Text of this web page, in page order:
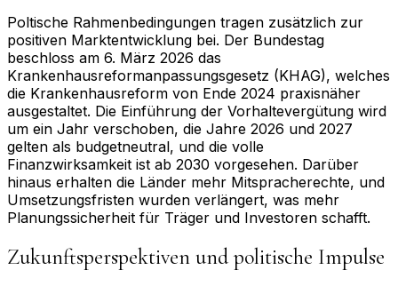
Poltische Rahmenbedingungen tragen zusätzlich zur
positiven Marktentwicklung bei. Der Bundestag
beschloss am 6. März 2026 das
Krankenhausreformanpassungsgesetz (KHAG), welches
die Krankenhausreform von Ende 2024 praxisnäher
ausgestaltet. Die Einführung der Vorhaltevergütung wird
um ein Jahr verschoben, die Jahre 2026 und 2027
gelten als budgetneutral, und die volle
Finanzwirksamkeit ist ab 2030 vorgesehen. Darüber
hinaus erhalten die Länder mehr Mitspracherechte, und
Umsetzungsfristen wurden verlängert, was mehr
Planungssicherheit für Träger und Investoren schafft.
Zukunftsperspektiven und politische Impulse